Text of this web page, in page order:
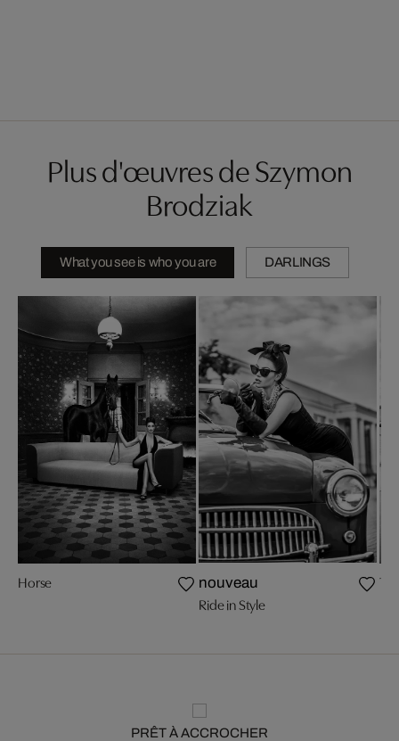
Plus d'œuvres de Szymon
Brodziak
What you see is who you are DARLINGS
Horse nouveau
Ride in Style
PRÊT À ACCROCHER